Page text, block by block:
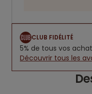
CLUB FIDÉLITÉ
5% de tous vos
Découvrir tous les